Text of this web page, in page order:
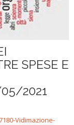
SPESE E
2021
Vidimazione-